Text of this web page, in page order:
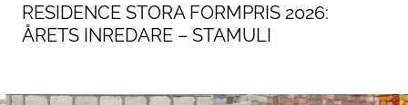
RESIDENCE STORA FORMPRIS 2026:
ÅRETS INREDARE – STAMULI